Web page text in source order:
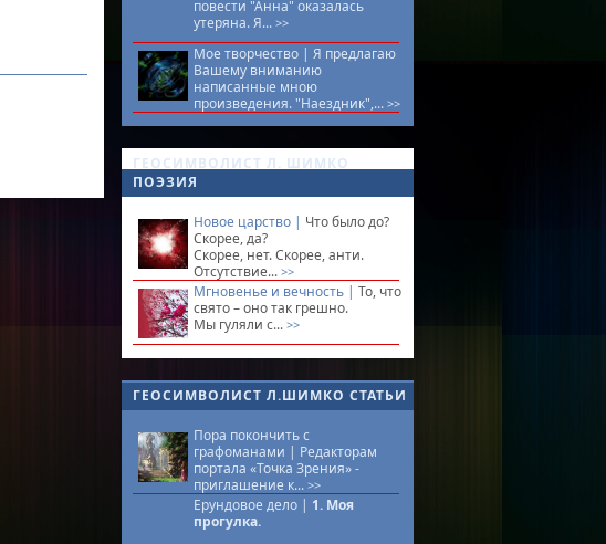
повести "Анна" оказалась
утеряна. Я...>>
Мое творчество | Я предлагаю
Вашему вниманию
написанные мною
произведения. "Наездник",...>>
ГЕОСИМВОЛИСТ Л. ШИМКО
ПОЭЗИЯ
Новое царство | Что было до?
Скорее, да?
Скорее, нет. Скорее, анти.
Отсутствие...>>
Мгновенье и вечность | То, что
свято – оно так грешно.
Мы гуляли с...>>
ГЕОСИМВОЛИСТ Л.ШИМКО СТАТЬИ
Пора покончить с
графоманами | Редакторам
портала «Точка Зрения» -
приглашение к...>>
Ерундовое дело | 1. Моя
прогулка.